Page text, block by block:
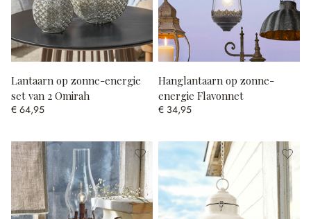
Lantaarn op zonne-energie
set van 2 Omirah
€ 64,95
Hanglantaarn op zonne-
energie Flavonnet
€ 34,95